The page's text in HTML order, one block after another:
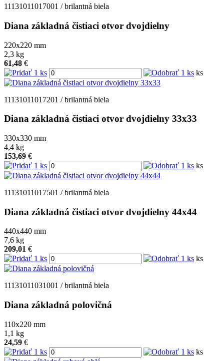
11131011017001 / brilantná biela
Diana základná čistiaci otvor dvojdielny
220x220 mm
2,3 kg
61,48 €
ks
11131011017201 / brilantná biela
Diana základná čistiaci otvor dvojdielny 33x33
330x330 mm
4,4 kg
153,69 €
ks
11131011017501 / brilantná biela
Diana základná čistiaci otvor dvojdielny 44x44
440x440 mm
7,6 kg
209,01 €
ks
11131011031001 / brilantná biela
Diana základná polovičná
110x220 mm
1,1 kg
24,59 €
ks